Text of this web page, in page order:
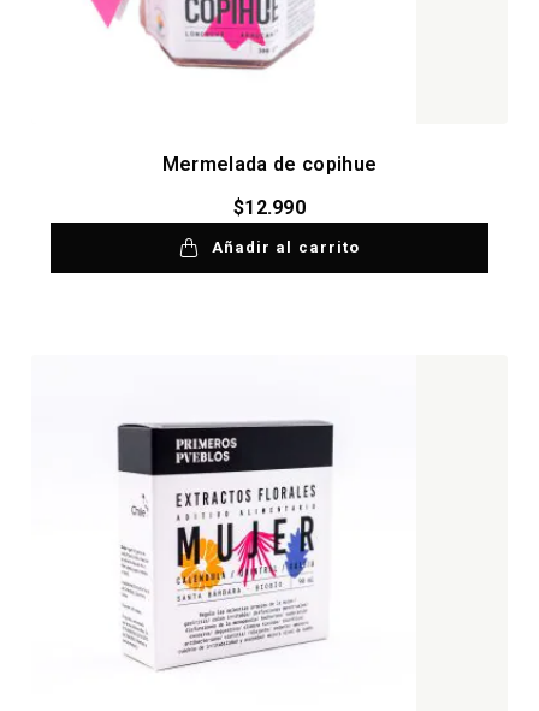
Mermelada de copihue
$12.990
Añadir al carrito